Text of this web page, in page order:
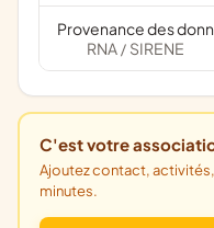
Provenance des
RNA / SIRENE
C'est votre
Ajoutez contact, activités, photos et annonces. Gratuit, en 5
minutes.